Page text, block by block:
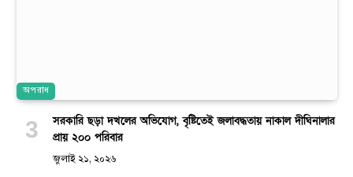
অপরাধ
সরকারি ছড়া দখলের অভিযোগ, বৃষ্টিতেই জলাবদ্ধতায় নাকাল দীঘিনালার
প্রায় ২০০ পরিবার
জুলাই ২১, ২০২৬